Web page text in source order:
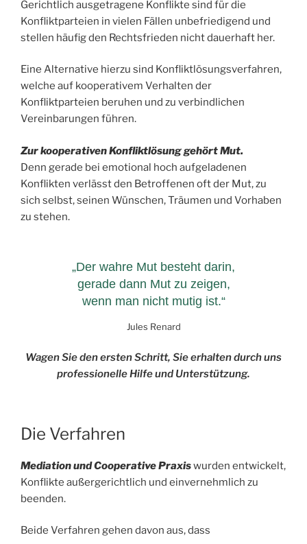
Gerichtlich ausgetragene Konflikte sind für die
Konfliktparteien in vielen Fällen unbefriedigend und
stellen häufig den Rechtsfrieden nicht dauerhaft her.
Eine Alternative hierzu sind Konfliktlösungsverfahren,
welche auf kooperativem Verhalten der
Konfliktparteien beruhen und zu verbindlichen
Vereinbarungen führen.
Zur kooperativen Konfliktlösung gehört Mut.
Denn gerade bei emotional hoch aufgeladenen
Konflikten verlässt den Betroffenen oft der Mut, zu
sich selbst, seinen Wünschen, Träumen und Vorhaben
zu stehen.
„Der wahre Mut besteht darin,
gerade dann Mut zu zeigen,
wenn man nicht mutig ist.“
Jules Renard
Wagen Sie den ersten Schritt, Sie erhalten durch uns
professionelle Hilfe und Unterstützung.
Die Verfahren
Mediation und Cooperative Praxiswurden entwickelt,
Konflikte außergerichtlich und einvernehmlich zu
beenden.
Beide Verfahren gehen davon aus, dass